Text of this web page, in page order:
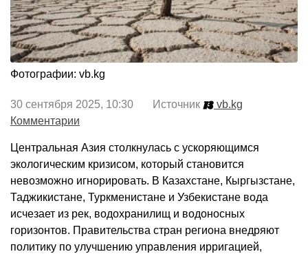
Фотографии: vb.kg
30 сентября 2025, 10:30 Источник
vb.kg
Комментарии
Центральная Азия столкнулась с ускоряющимся
экологическим кризисом, который становится
невозможно игнорировать. В Казахстане, Кыргызстане,
Таджикистане, Туркменистане и Узбекистане вода
исчезает из рек, водохранилищ и водоносных
горизонтов. Правительства стран региона внедряют
политику по улучшению управления ирригацией,